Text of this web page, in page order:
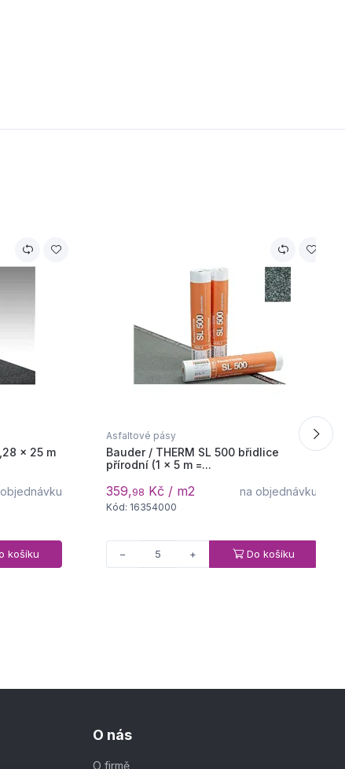
× 25 m
košíku
Asfaltové pásy
Bauder / THERM SL 500 břidlice
přírodní (1 × 5 m =...
359,98 Kč / m2 na objednávku
Kód: 16354000
− + Do košíku
O nás
O firmě